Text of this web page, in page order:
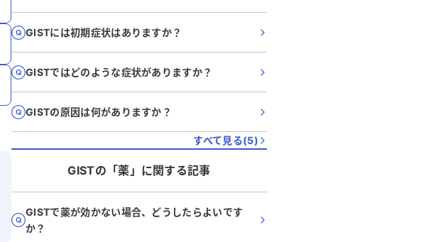
GISTには初期症状はありますか？
GISTではどのような症状がありますか？
GISTの原因は何がありますか？
すべて見る(5)
GISTの「薬 」に関する記事
GISTで薬が効かない場合、どうしたらよいです
か？